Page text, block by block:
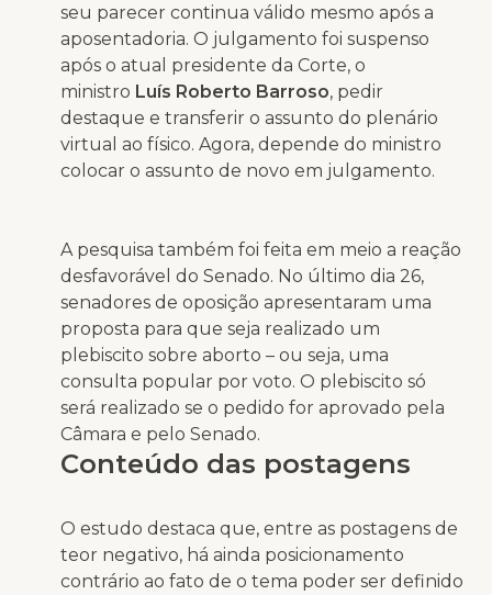
seu parecer continua válido mesmo após a
aposentadoria. O julgamento foi suspenso
após o atual presidente da Corte, o
ministro Luís Roberto Barroso, pedir
destaque e transferir o assunto do plenário
virtual ao físico. Agora, depende do ministro
colocar o assunto de novo em julgamento.
A pesquisa também foi feita em meio a reação
desfavorável do Senado. No último dia 26,
senadores de oposição apresentaram uma
proposta para que seja realizado um
plebiscito sobre aborto – ou seja, uma
consulta popular por voto. O plebiscito só
será realizado se o pedido for aprovado pela
Câmara e pelo Senado.
Conteúdo das postagens
O estudo destaca que, entre as postagens de
teor negativo, há ainda posicionamento
contrário ao fato de o tema poder ser definido